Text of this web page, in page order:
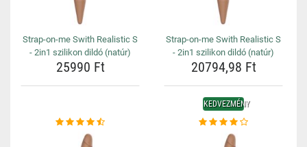
Strap-on-me Swith Realistic S
- 2in1 szilikon dildó (natúr)
25990 Ft
Strap-on-me Swith Realistic S
- 2in1 szilikon dildó (natúr)
20794,98 Ft
KEDVEZMÉNY